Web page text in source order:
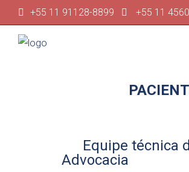
+55 11 91128-8899 +55 11
Equipe técnica
Advocacia